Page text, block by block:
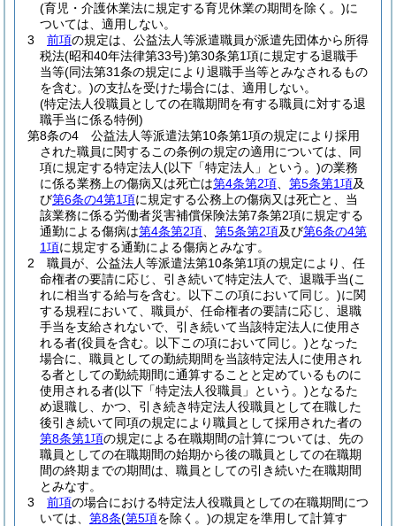
(育児・介護休業法に規定する育児休業の期間を除く。)に
ついては、適用しない。
3
前項の規定は、公益法人等派遣職員が派遣先団体から所得
税法(昭和40年法律第33号)第30条第1項に規定する退職手
当等(同法第31条の規定により退職手当等とみなされるもの
を含む。)の支払を受けた場合には、適用しない。
(特定法人役職員としての在職期間を有する職員に対する退
職手当に係る特例)
第8条の4
公益法人等派遣法第10条第1項の規定により採用
された職員に関するこの条例の規定の適用については、同
項に規定する特定法人(以下「特定法人」という。)の業務
に係る業務上の傷病又は死亡は第4条第2項 第5条第1項及
び第6条の4第1項に規定する公務上の傷病又は死亡と、当
該業務に係る労働者災害補償保険法第7条第2項に規定する
通勤による傷病は第4条第2項 第5条第2項及び第6条の4第
1項に規定する通勤による傷病とみなす。
2
職員が、公益法人等派遣法第10条第1項の規定により、任
命権者の要請に応じ、引き続いて特定法人で、退職手当(こ
れに相当する給与を含む。以下この項において同じ。)に関
する規程において、職員が、任命権者の要請に応じ、退職
手当を支給されないで、引き続いて当該特定法人に使用さ
れる者(役員を含む。以下この項において同じ。)となった
場合に、職員としての勤続期間を当該特定法人に使用され
る者としての勤続期間に通算することと定めているものに
使用される者(以下「特定法人役職員」という。)となるた
め退職し、かつ、引き続き特定法人役職員として在職した
後引き続いて同項の規定により職員として採用された者の
第8条第1項の規定による在職期間の計算については、先の
職員としての在職期間の始期から後の職員としての在職期
間の終期までの期間は、職員としての引き続いた在職期間
とみなす。
3
前項の場合における特定法人役職員としての在職期間につ
いては、 第8条(第5項を除く。)の規定を準用して計算す